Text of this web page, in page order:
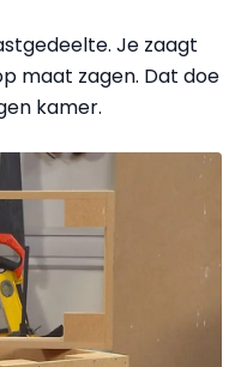
Je zaagt
maat zagen. Dat doe
kamer.